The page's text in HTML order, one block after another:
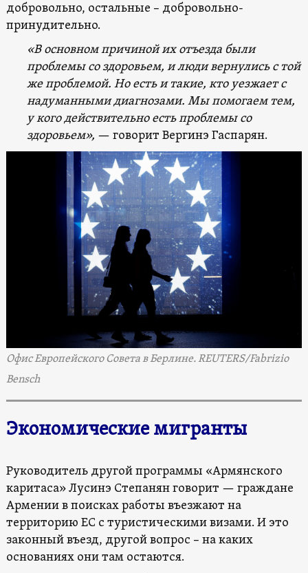
добровольно, остальные – добровольно-
принудительно.
«В основном причиной их отъезда были
проблемы со здоровьем, и люди вернулись с той
же проблемой. Но есть и такие, кто уезжает с
надуманными диагнозами. Мы помогаем тем,
у кого действительно есть проблемы со
здоровьем», — говорит Вергинэ Гаспарян.
Офис Европейского Совета в Берлине. REUTERS/Fabrizio
Bensch
Экономические мигранты
Руководитель другой программы «Армянского
каритаса» Лусинэ Степанян говорит — граждане
Армении в поисках работы въезжают на
территорию ЕС с туристическими визами. И это
законный въезд, другой вопрос – на каких
основаниях они там остаются.